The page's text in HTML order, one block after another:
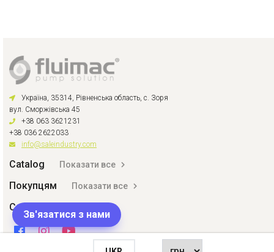
Україна, 35314, Рівненська область, с. Зоря
вул. Сморжівська 45
+38 063 3621231
+38 036 2622033
info@saleindustry.com
Catalog Показати все
Покупцям Показати все
Соціальний
Зв'язатися з нами